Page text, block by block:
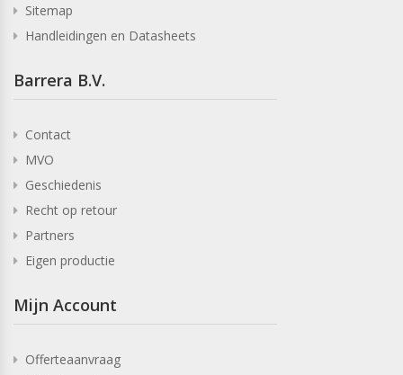
Sitemap
Handleidingen en Datasheets
Barrera B.V.
Contact
MVO
Geschiedenis
Recht op retour
Partners
Eigen productie
Mijn Account
Offerteaanvraag